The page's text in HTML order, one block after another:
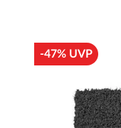
-47% UVP